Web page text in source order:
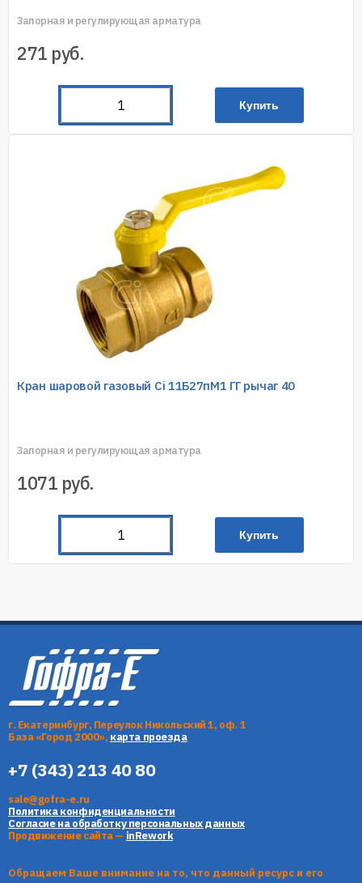
Запорная и регулирующая арматура
271 руб.
Купить
Кран шаровой газовый Ci 11Б27пМ1 ГГ рычаг 40
Запорная и регулирующая арматура
1071 руб.
Купить
г. Екатеринбург, Переулок Никольский 1, оф. 1
База «Город 2000», карта проезда
+7 (343) 213 40 80
sale@gofra-e.ru
Политика конфиденциальности
Согласие на обработку персональных данных
Продвижение сайта — inRework
Обращаем Ваше внимание на то, что данный ресурс и его